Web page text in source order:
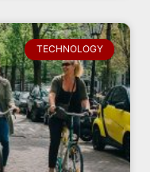
TECHNOLOGY